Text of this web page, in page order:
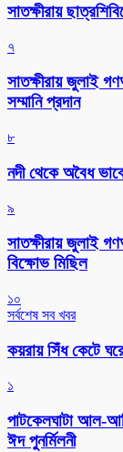
সাতক্ষীরায়
৭
সাতক্ষীরায় জুলাই
সম্মানি প্রদান
৮
নদী থেকে অবৈধ
৯
সাতক্ষীরায় জুলাই
বিক্ষোভ মিছিল
১০
সর্বশেষ সব খবর
কয়রায় সিঁধ কেটে
১
পাটকেলঘাটা আল-
ঈদ পুনর্মিলনী